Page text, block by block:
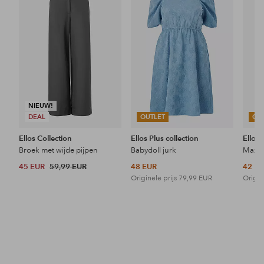
NIEUW!
DEAL
Ellos Collection
Broek met wijde pijpen
45 EUR 59,99 EUR
OUTLET
aan
favorieten
Ellos Plus collection
Babydoll jurk
48 EUR
Originele prijs 79,99 EUR
Ellos
Maxi-
42